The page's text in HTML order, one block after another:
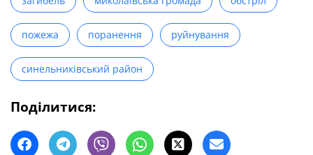
пожежа поранення руйнування
синельниківський район
Поділитися: